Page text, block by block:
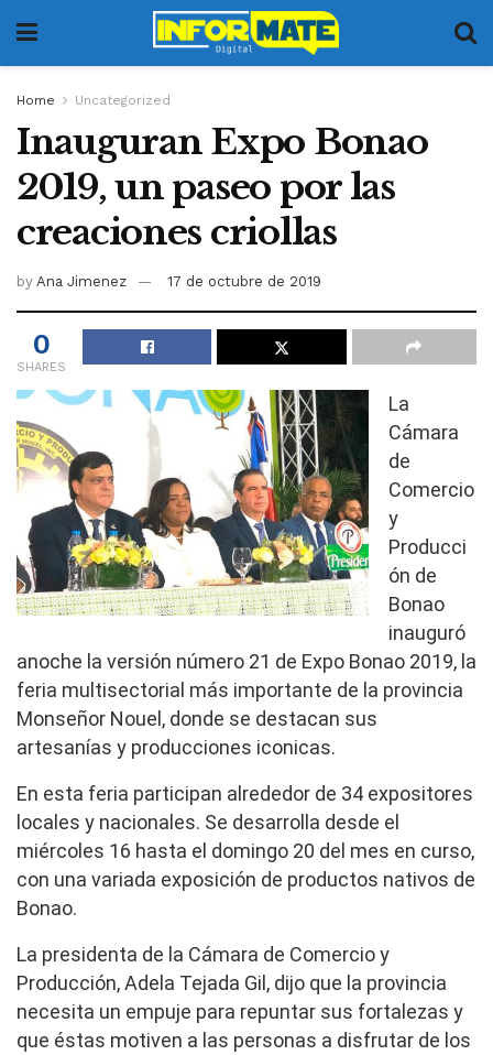
Home Uncategorized
Inauguran Expo Bonao
2019, un paseo por las
creaciones criollas
by Ana Jimenez 17 de octubre de 2019
0
SHARES
La
Cámara
de
Comercio
y
Producci
ón de
Bonao
inauguró
anoche la versión número 21 de Expo Bonao 2019, la
feria multisectorial más importante de la provincia
Monseñor Nouel, donde se destacan sus
artesanías y producciones iconicas.
En esta feria participan alrededor de 34 expositores
locales y nacionales. Se desarrolla desde el
miércoles 16 hasta el domingo 20 del mes en curso,
con una variada exposición de productos nativos de
Bonao.
La presidenta de la Cámara de Comercio y
Producción, Adela Tejada Gil, dijo que la provincia
necesita un empuje para repuntar sus fortalezas y
que éstas motiven a las personas a disfrutar de los